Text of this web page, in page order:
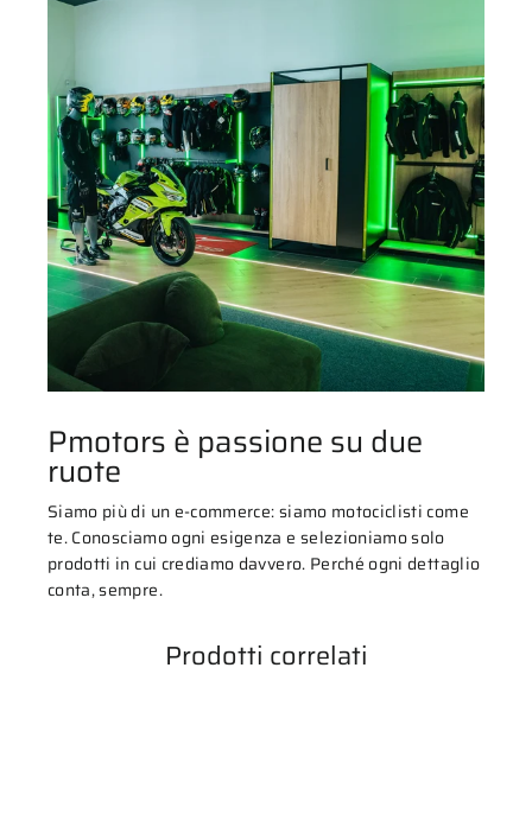
Pmotors è passione su due
ruote
Siamo più di un e-commerce: siamo motociclisti come
te. Conosciamo ogni esigenza e selezioniamo solo
prodotti in cui crediamo davvero. Perché ogni dettaglio
conta, sempre.
Prodotti correlati